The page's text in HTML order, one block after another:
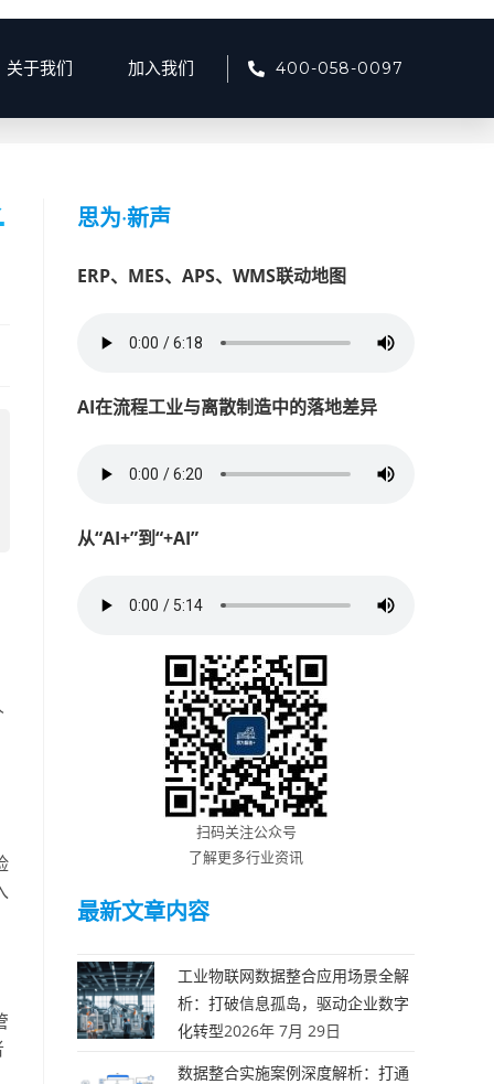
关于我们 加入我们 400-058-0097
矿山安全生产的智能化升级：工业AI视觉边缘计算盒子实战指南
思为·新声
ERP、MES、APS、WMS联动地图
AI在流程工业与离散制造中的落地差异
从“AI+”到“+AI”
扫码关注公众号
了解更多行业资讯
最新文章内容
工业物联网数据整合应用场景全解
析：打破信息孤岛，驱动企业数字
化转型2026年 7月 29日
数据整合实施案例深度解析：打通